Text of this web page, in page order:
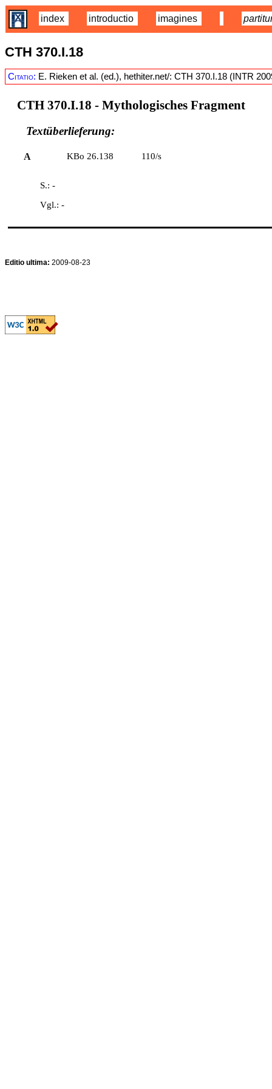
index introductio imagines
CTH 370.I.18
Citatio: E. Rieken et al. (ed.), hethiter.net/: CTH 370.I.18 (INTR
CTH 370.I.18 - Mythologisches Fragment
Textüberlieferung:
A KBo 26.138 110/s
S.: -
Vgl.: -
Editio ultima: 2009-08-23